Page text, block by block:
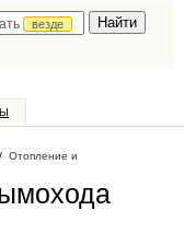
везде
Отопление и